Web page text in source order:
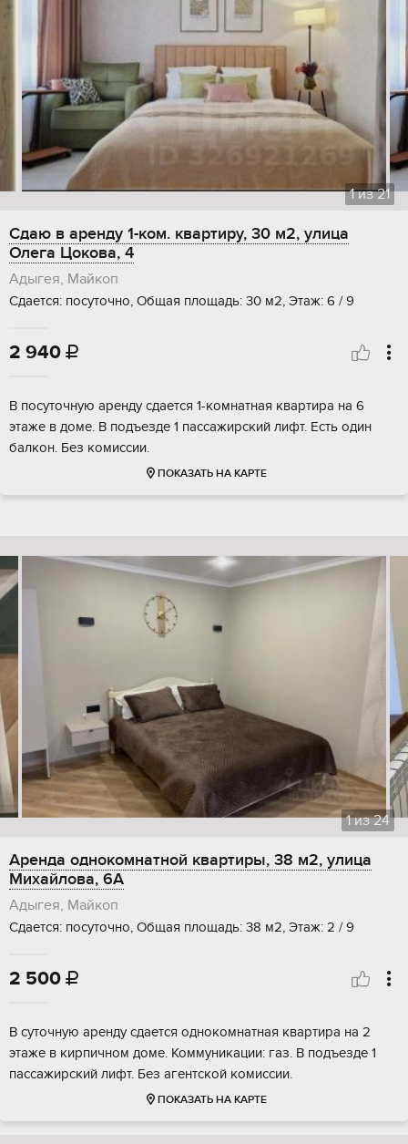
1из21
Сдаю в аренду 1-ком. квартиру, 30 м2, улица
Олега Цокова, 4
Адыгея, Майкоп
Сдается: посуточно, Общая площадь: 30 м2, Этаж: 6 / 9
2 940 
В посуточную аренду сдается 1-комнатная квартира на 6
этаже в доме. В подъезде 1 пассажирский лифт. Есть один
балкон. Без комиссии.
ПОКАЗАТЬ НА КАРТЕ
1из24
Аренда однокомнатной квартиры, 38 м2, улица
Михайлова, 6А
Адыгея, Майкоп
Сдается: посуточно, Общая площадь: 38 м2, Этаж: 2 / 9
2 500 
В суточную аренду сдается однокомнатная квартира на 2
этаже в кирпичном доме. Коммуникации: газ. В подъезде 1
пассажирский лифт. Без агентской комиссии.
ПОКАЗАТЬ НА КАРТЕ